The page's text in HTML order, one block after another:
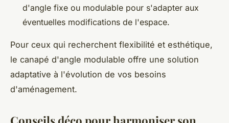
d'angle fixe ou modulable pour s'adapter aux
éventuelles modifications de l'espace.
Pour ceux qui recherchent flexibilité et esthétique,
le canapé d'angle modulable offre une solution
adaptative à l'évolution de vos besoins
d'aménagement.